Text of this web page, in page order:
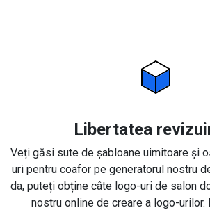
Libertatea
Veți găsi sute de șabloane uimitoare și
uri pentru coafor pe generatorul nostru
da, puteți obține câte logo-uri de salon
nostru online de creare a logo-